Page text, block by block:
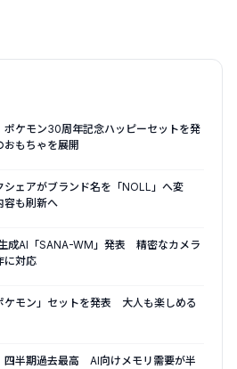
ポケモン30周年記念ハッピーセットを発
もちゃを展開
シェアがブランド名を「NOLL」へ変
も刷新へ
成AI「SANA-WM」発表 精密なカメラ
に対応
ケモン」セットを発表 大人も楽しめる
四半期過去最高 AI向けメモリ需要が半